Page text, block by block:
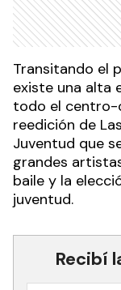
Transitando el
existe una alta
todo el centro-
reedición de
Juventud que
grandes
baile y la
juventud.
Recibí